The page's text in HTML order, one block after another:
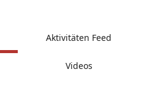
Aktivitäten Feed
Videos